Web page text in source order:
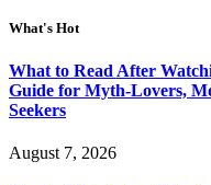
What's Hot
What to Read After
Guide for Myth-Lovers,
Seekers
August 7, 2026